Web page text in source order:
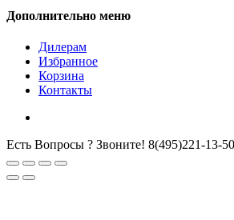
Дополнительно меню
Дилерам
Избранное
Корзина
Контакты
Есть Вопросы ? Звоните! 8(495)221-13-50